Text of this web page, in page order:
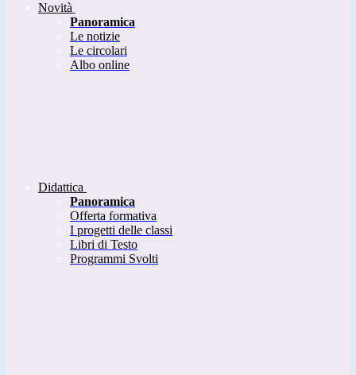
Novità
Panoramica
Le notizie
Le circolari
Albo online
Didattica
Panoramica
Offerta formativa
I progetti delle classi
Libri di Testo
Programmi Svolti